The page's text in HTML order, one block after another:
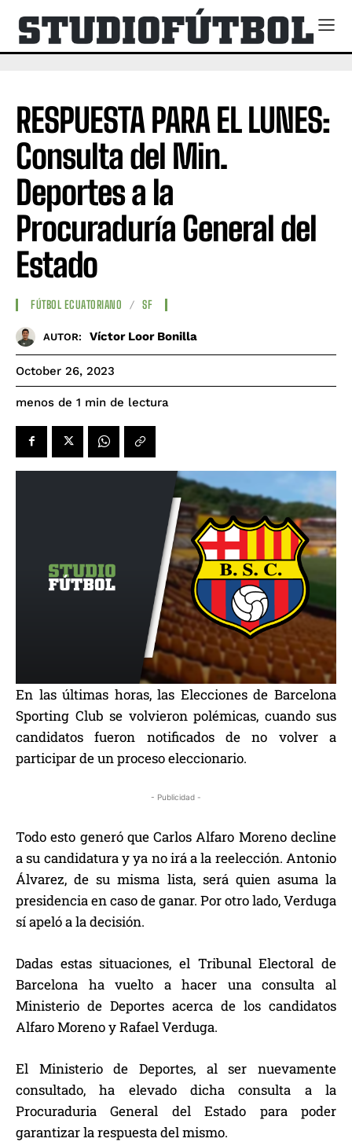
RESPUESTA PARA EL LUNES:
Consulta del Min.
Deportes a la
Procuraduría General del
Estado
FÚTBOL ECUATORIANO SF
AUTOR: Víctor Loor Bonilla
October 26, 2023
menos de 1 min de lectura
En las últimas horas, las Elecciones de Barcelona
Sporting Club se volvieron polémicas, cuando sus
candidatos fueron notificados de no volver a
participar de un proceso eleccionario.
- Publicidad -
Todo esto generó que Carlos Alfaro Moreno decline
a su candidatura y ya no irá a la reelección. Antonio
Álvarez, de su misma lista, será quien asuma la
presidencia en caso de ganar. Por otro lado, Verduga
sí apeló a la decisión.
Dadas estas situaciones, el Tribunal Electoral de
Barcelona ha vuelto a hacer una consulta al
Ministerio de Deportes acerca de los candidatos
Alfaro Moreno y Rafael Verduga.
El Ministerio de Deportes, al ser nuevamente
consultado, ha elevado dicha consulta a la
Procuraduria General del Estado para poder
garantizar la respuesta del mismo.